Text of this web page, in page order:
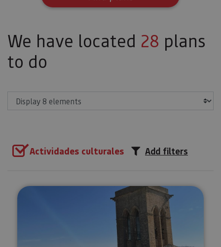
We have located 28 plans
to do
Actividades culturales Add filters
Guided tour of El Cerco de